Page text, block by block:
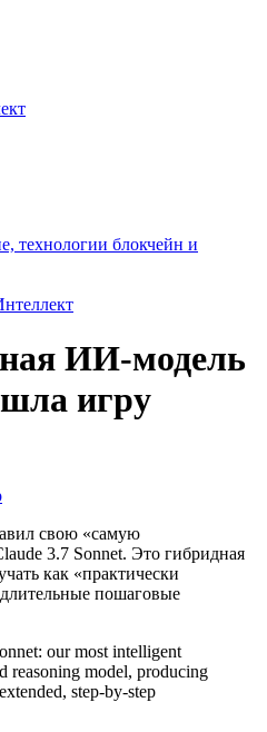
технологии блокчейн и
ИИ-модель
игру
свою «самую
3.7 Sonnet. Это гибридная
как «практически
пошаговые
our most intelligent
reasoning model, producing
step-by-step